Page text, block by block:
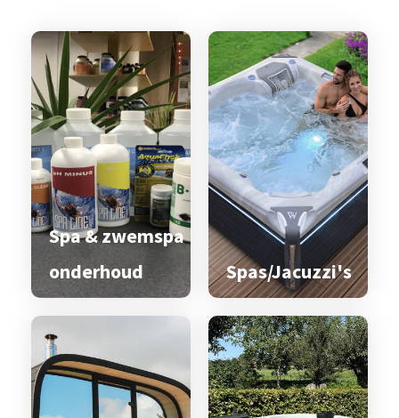
Spa & zwemspa
onderhoud
Spas/Jacuzzi's